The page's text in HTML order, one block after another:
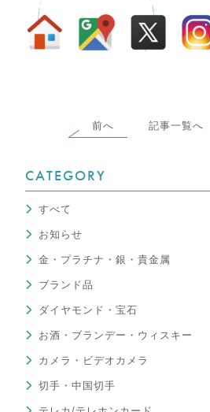
前へ 記事一覧へ
CATEGORY
すべて
お知らせ
金・プラチナ・銀・貴金属
ブランド品
ダイヤモンド・宝石
お酒・ブランデー・ウィスキー
カメラ・ビデオカメラ
切手・中国切手